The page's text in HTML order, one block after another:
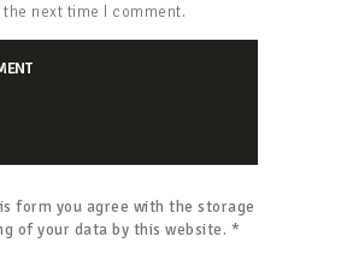
the next time I comment.
form you agree with the storage
of your data by this website. *